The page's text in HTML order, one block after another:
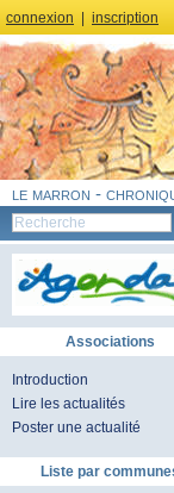
connexion inscription
le marron -
Associations
Introduction
Lire les actualités
Poster une actualité
Liste par